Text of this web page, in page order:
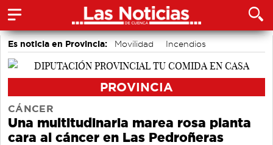
Es noticia en Provincia: Movilidad Incendios
PROVINCIA
CÁNCER
Una multitudinaria marea rosa planta
cara al cáncer en Las Pedroñeras